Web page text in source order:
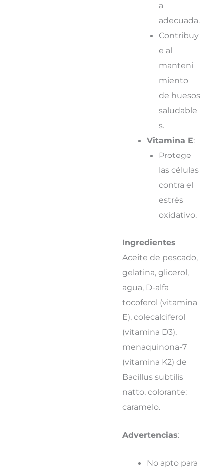
a
adecuada.
Contribuy
e al
manteni
miento
de huesos
saludable
s.
Vitamina E:
Protege
las células
contra el
estrés
oxidativo.
Ingredientes
Aceite de pescado,
gelatina, glicerol,
agua, D-alfa
tocoferol (vitamina
E), colecalciferol
(vitamina D3),
menaquinona-7
(vitamina K2) de
Bacillus subtilis
natto, colorante:
caramelo.
Advertencias:
No apto para